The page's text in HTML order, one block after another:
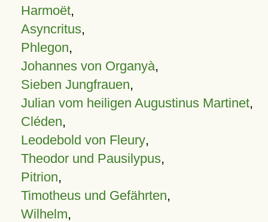
Harmoët,
Asyncritus,
Phlegon,
Johannes von Organyà,
Sieben Jungfrauen,
Julian vom heiligen Augustinus Martinet,
Cléden,
Leodebold von Fleury,
Theodor und Pausilypus,
Pitrion,
Timotheus und Gefährten,
Wilhelm,